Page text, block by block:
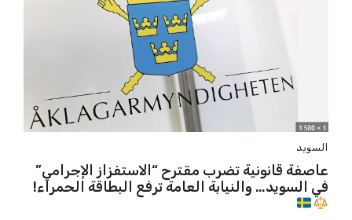
السويد
عاصفة قانونية تضرب مقترح “الاستفزاز الإجرامي”
في السويد… والنيابة العامة ترفع البطاقة الحمراء!